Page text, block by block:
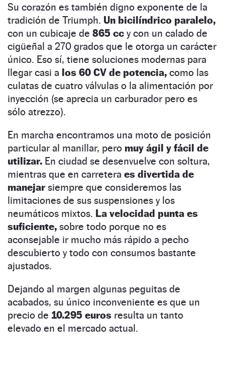
Su corazón es también digno exponente de la
tradición de Triumph. Un bicilíndrico paralelo,
con un cubicaje de 865 cc y con un calado de
cigüeñal a 270 grados que le otorga un carácter
único. Eso sí, tiene soluciones modernas para
llegar casi a los 60 CV de potencia, como las
culatas de cuatro válvulas o la alimentación por
inyección (se aprecia un carburador pero es
sólo atrezzo).
En marcha encontramos una moto de posición
particular al manillar, pero muy ágil y fácil de
utilizar. En ciudad se desenvuelve con soltura,
mientras que en carretera es divertida de
manejarsiempre que consideremos las
limitaciones de sus suspensiones y los
neumáticos mixtos. La velocidad punta es
suficiente, sobre todo porque no es
aconsejable ir mucho más rápido a pecho
descubierto y todo con consumos bastante
ajustados.
Dejando al margen algunas peguitas de
acabados, su único inconveniente es que un
precio de 10.295 euros resulta un tanto
elevado en el mercado actual.